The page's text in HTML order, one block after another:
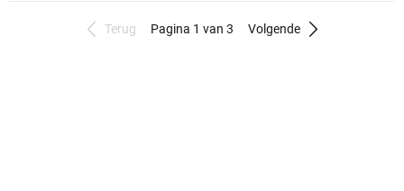
Terug Pagina 1 van 3 Volgende